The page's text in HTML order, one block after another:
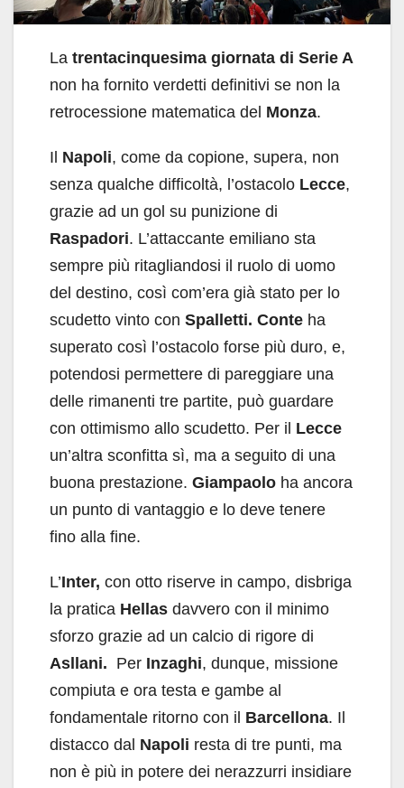
La trentacinquesima giornata di Serie A
non ha fornito verdetti definitivi se non la
retrocessione matematica del Monza.
Il Napoli, come da copione, supera, non
senza qualche difficoltà, l’ostacolo Lecce,
grazie ad un gol su punizione di
Raspadori. L’attaccante emiliano sta
sempre più ritagliandosi il ruolo di uomo
del destino, così com’era già stato per lo
scudetto vinto con Spalletti. Conte ha
superato così l’ostacolo forse più duro, e,
potendosi permettere di pareggiare una
delle rimanenti tre partite, può guardare
con ottimismo allo scudetto. Per il Lecce
un’altra sconfitta sì, ma a seguito di una
buona prestazione. Giampaolo ha ancora
un punto di vantaggio e lo deve tenere
fino alla fine.
L’Inter, con otto riserve in campo, disbriga
la pratica Hellas davvero con il minimo
sforzo grazie ad un calcio di rigore di
Asllani. Per Inzaghi, dunque, missione
compiuta e ora testa e gambe al
fondamentale ritorno con il Barcellona. Il
distacco dal Napoli resta di tre punti, ma
non è più in potere dei nerazzurri insidiare